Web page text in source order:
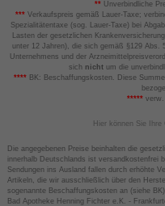
** Unverbindliche
*** Verkaufspreis gemäß Lauer-Taxe;
Spezialitätentaxe (sog. Lauer-Taxe) bei
Lasten der gesetzlichen
unter 12 Jahren), die sich gemäß §129 Abs.
Unternehmens und der
sich nicht um die
****BK: Beschaffungskosten. Diese
*****verw.
Hier können Sie
Die angegebenen Preise beinhalten die
innerhalb Deutschlands ist versandkostenfrei
Sendungen ins Ausland fallen durch erhöhte
Artikeln, die wir ausschließlich über den
sogenannte Beschaffungskosten an (siehe BK).
Bad Apotheke Henning Fichter e.K. -